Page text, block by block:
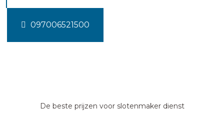
097006521500
De beste prijzen voor slotenmaker dienst